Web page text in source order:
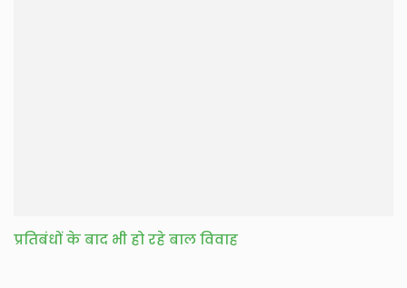
प्रतिबंधों के बाद भी हो रहे बाल विवाह